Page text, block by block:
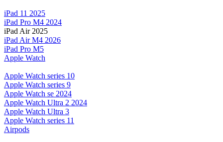
iPad 11 2025
iPad Pro M4 2024
iPad Air 2025
iPad Air M4 2026
iPad Pro M5
Apple Watch
Apple Watch series 10
Apple Watch series 9
Apple Watch se 2024
Apple Watch Ultra 2 2024
Apple Watch Ultra 3
Apple Watch series 11
Airpods